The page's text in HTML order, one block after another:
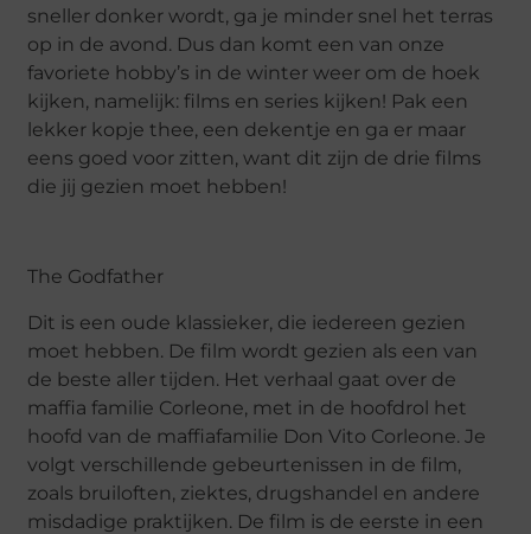
sneller donker wordt, ga je minder snel het terras
op in de avond. Dus dan komt een van onze
favoriete hobby’s in de winter weer om de hoek
kijken, namelijk: films en series kijken! Pak een
lekker kopje thee, een dekentje en ga er maar
eens goed voor zitten, want dit zijn de drie films
die jij gezien moet hebben!
The Godfather
Dit is een oude klassieker, die iedereen gezien
moet hebben. De film wordt gezien als een van
de beste aller tijden. Het verhaal gaat over de
maffia familie Corleone, met in de hoofdrol het
hoofd van de maffiafamilie Don Vito Corleone. Je
volgt verschillende gebeurtenissen in de film,
zoals bruiloften, ziektes, drugshandel en andere
misdadige praktijken. De film is de eerste in een